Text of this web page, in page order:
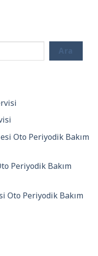
Ara
Oto Periyodik Bakım
Periyodik Bakım
Oto Periyodik Bakım